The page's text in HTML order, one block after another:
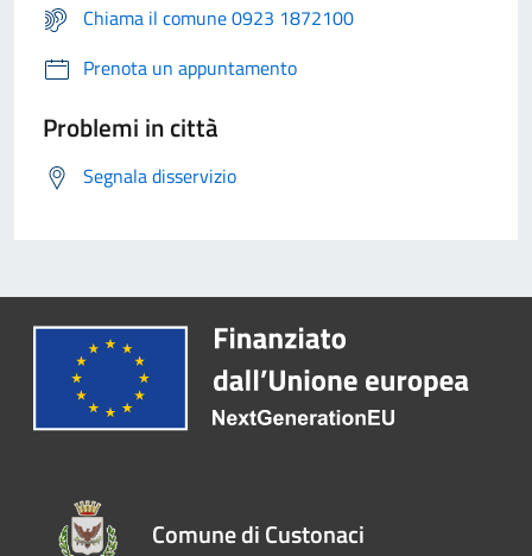
Chiama il comune 0923 1872100
Prenota un appuntamento
Problemi in città
Segnala disservizio
Comune di Custonaci